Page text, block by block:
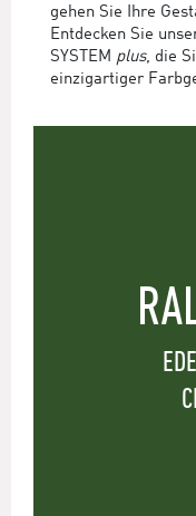
gehen Sie Ihre
Entdecken Sie
SYSTEM plus, die
einzigartiger